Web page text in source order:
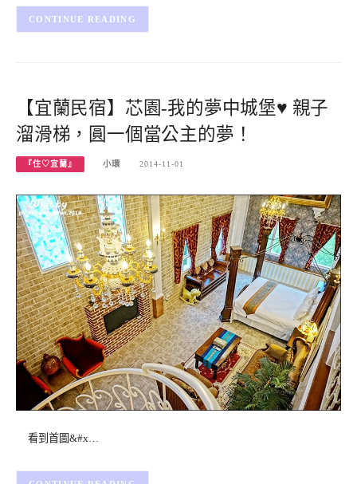
CONTINUE READING
【宜蘭民宿】芯園-我的夢中城堡♥ 親子
溜滑梯，圓一個當公主的夢！
『住♡宜蘭』 小環 2014-11-01
看到首圖&#x…